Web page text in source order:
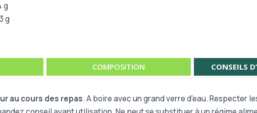
g
g
COMPOSITION CONSEILS
au cours des repas. A boire avec un grand verre d'eau. Respecter